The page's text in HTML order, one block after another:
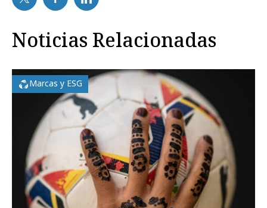
Noticias Relacionadas
Marcas y ESG